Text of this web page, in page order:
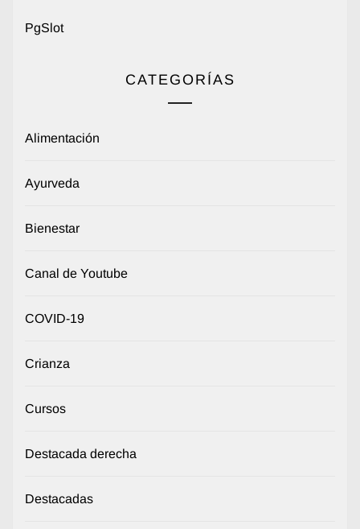
PgSlot
CATEGORÍAS
Alimentación
Ayurveda
Bienestar
Canal de Youtube
COVID-19
Crianza
Cursos
Destacada derecha
Destacadas